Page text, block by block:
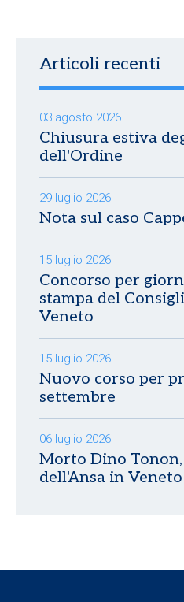
Articoli recenti
03 agosto 2026
Chiusura estiva
dell'Ordine
29 luglio 2026
Nota sul caso
15 luglio 2026
Concorso per
stampa del
Veneto
15 luglio 2026
Nuovo corso per
settembre
06 luglio 2026
Morto Dino
dell'Ansa in Veneto